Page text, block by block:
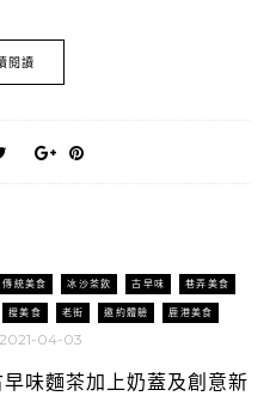
閱讀
傳統美食 冰沙茶飲 古早味 巷弄美食
搜美食 老街 邀約體驗 鹿港美食
2021-04-03
味麵茶加上奶蓋及創意新